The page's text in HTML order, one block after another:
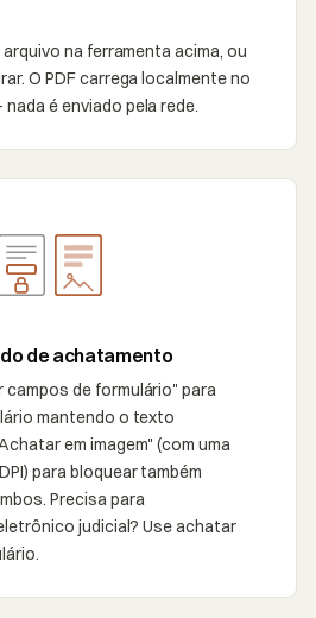
na ferramenta acima, ou
O PDF carrega localmente no
é enviado pela rede.
de achatamento
de formulário" para
mantendo o texto
em imagem" (com uma
para bloquear também
Precisa para
judicial? Use achatar